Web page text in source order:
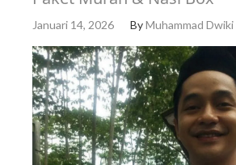
Januari 14, 2026 ByMuhammad